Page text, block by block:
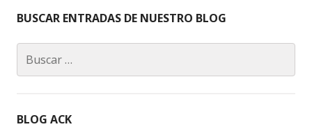
c
e
b
o
a
g
ra
k
e
dI
it
te
r
u
T
u
BUSCAR ENTRADAS DE NUESTRO BLOG
BLOG ACK